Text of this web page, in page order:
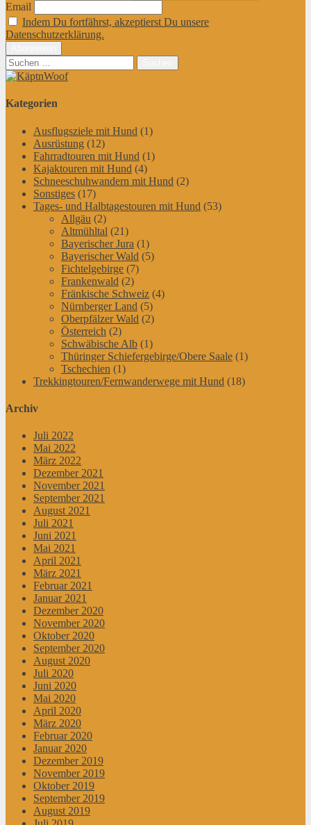
Email
Indem Du fortfährst, akzeptierst Du unsere
Datenschutzerklärung.
Suchen
nach:
Kategorien
Ausflugsziele mit Hund (1)
Ausrüstung (12)
Fahrradtouren mit Hund (1)
Kajaktouren mit Hund (4)
Schneeschuhwandern mit Hund (2)
Sonstiges (17)
Tages- und Halbtagestouren mit Hund (53)
Allgäu (2)
Altmühltal (21)
Bayerischer Jura (1)
Bayerischer Wald (5)
Fichtelgebirge (7)
Frankenwald (2)
Fränkische Schweiz (4)
Nürnberger Land (5)
Oberpfälzer Wald (2)
Österreich (2)
Schwäbische Alb (1)
Thüringer Schiefergebirge/Obere Saale (1)
Tschechien (1)
Trekkingtouren/Fernwanderwege mit Hund (18)
Archiv
Juli 2022
Mai 2022
März 2022
Dezember 2021
November 2021
September 2021
August 2021
Juli 2021
Juni 2021
Mai 2021
April 2021
März 2021
Februar 2021
Januar 2021
Dezember 2020
November 2020
Oktober 2020
September 2020
August 2020
Juli 2020
Juni 2020
Mai 2020
April 2020
März 2020
Februar 2020
Januar 2020
Dezember 2019
November 2019
Oktober 2019
September 2019
August 2019